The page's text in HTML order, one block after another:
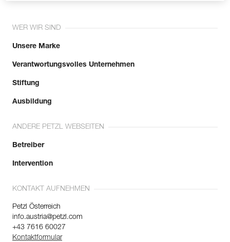
WER WIR SIND
Unsere Marke
Verantwortungsvolles Unternehmen
Stiftung
Ausbildung
ANDERE PETZL WEBSEITEN
Betreiber
Intervention
KONTAKT AUFNEHMEN
Petzl Österreich
info.austria@petzl.com
+43 7616 60027
Kontaktformular